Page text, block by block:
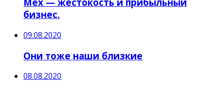
бизнес.
09.08.2020
Они тоже наши близкие
08.08.2020